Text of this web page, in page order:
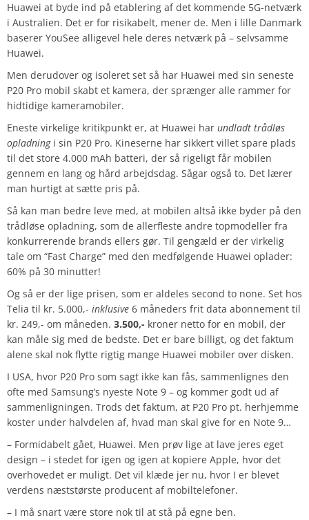
Huawei at byde ind på etablering af det kommende 5G-netværk
i Australien. Det er for risikabelt, mener de. Men i lille Danmark
baserer YouSee alligevel hele deres netværk på – selvsamme
Huawei.
Men derudover og isoleret set så har Huawei med sin seneste
P20 Pro mobil skabt et kamera, der sprænger alle rammer for
hidtidige kameramobiler.
Eneste virkelige kritikpunkt er, at Huawei har undladt trådløs
opladningi sin P20 Pro. Kineserne har sikkert villet spare plads
til det store 4.000 mAh batteri, der så rigeligt får mobilen
gennem en lang og hård arbejdsdag. Sågar også to. Det lærer
man hurtigt at sætte pris på.
Så kan man bedre leve med, at mobilen altså ikke byder på den
trådløse opladning, som de allerfleste andre topmodeller fra
konkurrerende brands ellers gør. Til gengæld er der virkelig
tale om “Fast Charge” med den medfølgende Huawei oplader:
60% på 30 minutter!
Og så er der lige prisen, som er aldeles second to none. Set hos
Telia til kr. 5.000,- inklusive 6 måneders frit data abonnement til
kr. 249,- om måneden. 3.500,- kroner netto for en mobil, der
kan måle sig med de bedste. Det er bare billigt, og det faktum
alene skal nok flytte rigtig mange Huawei mobiler over disken.
I USA, hvor P20 Pro som sagt ikke kan fås, sammenlignes den
ofte med Samsung’s nyeste Note 9 – og kommer godt ud af
sammenligningen. Trods det faktum, at P20 Pro pt. herhjemme
koster under halvdelen af, hvad man skal give for en Note 9…
– Formidabelt gået, Huawei. Men prøv lige at lave jeres eget
design – i stedet for igen og igen at kopiere Apple, hvor det
overhovedet er muligt. Det vil klæde jer nu, hvor I er blevet
verdens næststørste producent af mobiltelefoner.
– I må snart være store nok til at stå på egne ben.